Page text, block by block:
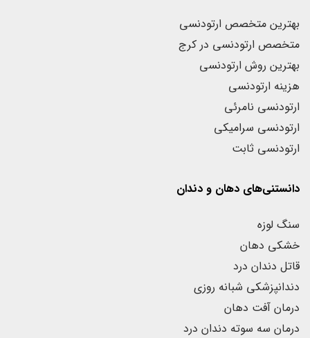
بهترین متخصص ارتودنسی
متخصص ارتودنسی در کرج
بهترین روش ارتودنسی
هزینه ارتودنسی
ارتودنسی نامرئی
ارتودنسی سرامیکی
ارتودنسی ثابت
دانستنی‌های دهان و دندان
سنگ لوزه
خشکی دهان
قاتل دندان درد
دندانپزشکی شبانه روزی
درمان آفت دهان
درمان سه سوته دندان درد